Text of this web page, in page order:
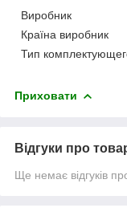
Виробник
Країна виробник
Тип
Приховати
Відгуки про
Ще немає відгуків